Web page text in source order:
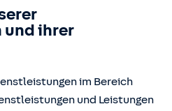
und ihrer
im Bereich
und Leistungen